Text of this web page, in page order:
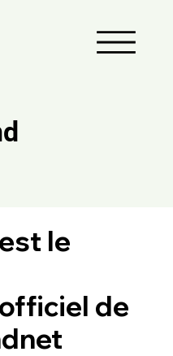
est le
de